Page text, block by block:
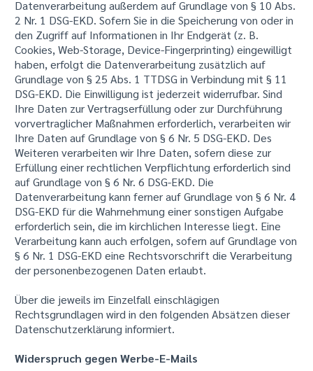
Datenverarbeitung außerdem auf Grundlage von § 10 Abs.
2 Nr. 1 DSG-EKD. Sofern Sie in die Speicherung von oder in
den Zugriff auf Informationen in Ihr Endgerät (z. B.
Cookies, Web-Storage, Device-Fingerprinting) eingewilligt
haben, erfolgt die Datenverarbeitung zusätzlich auf
Grundlage von § 25 Abs. 1 TTDSG in Verbindung mit § 11
DSG-EKD. Die Einwilligung ist jederzeit widerrufbar. Sind
Ihre Daten zur Vertragserfüllung oder zur Durchführung
vorvertraglicher Maßnahmen erforderlich, verarbeiten wir
Ihre Daten auf Grundlage von § 6 Nr. 5 DSG-EKD. Des
Weiteren verarbeiten wir Ihre Daten, sofern diese zur
Erfüllung einer rechtlichen Verpflichtung erforderlich sind
auf Grundlage von § 6 Nr. 6 DSG-EKD. Die
Datenverarbeitung kann ferner auf Grundlage von § 6 Nr. 4
DSG-EKD für die Wahrnehmung einer sonstigen Aufgabe
erforderlich sein, die im kirchlichen Interesse liegt. Eine
Verarbeitung kann auch erfolgen, sofern auf Grundlage von
§ 6 Nr. 1 DSG-EKD eine Rechtsvorschrift die Verarbeitung
der personenbezogenen Daten erlaubt.
Über die jeweils im Einzelfall einschlägigen
Rechtsgrundlagen wird in den folgenden Absätzen dieser
Datenschutzerklärung informiert.
Widerspruch gegen Werbe-E-Mails